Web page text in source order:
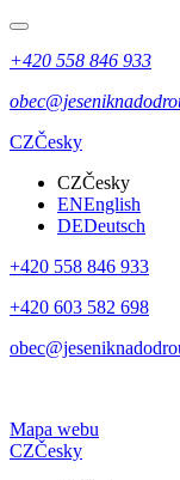
+420 558 846 933
CZČesky
CZČesky
ENEnglish
DEDeutsch
+420 558 846 933
+420 603 582 698
Mapa webu
CZČesky